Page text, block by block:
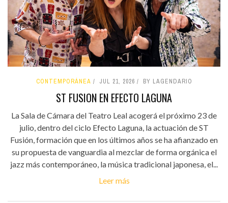
CONTEMPORÁNEA JUL 21, 2026 BY LAGENDARIO
ST FUSION EN EFECTO LAGUNA
La Sala de Cámara del Teatro Leal acogerá el próximo 23 de
julio, dentro del ciclo Efecto Laguna, la actuación de ST
Fusión, formación que en los últimos años se ha afianzado en
su propuesta de vanguardia al mezclar de forma orgánica el
jazz más contemporáneo, la música tradicional japonesa, el...
Leer más